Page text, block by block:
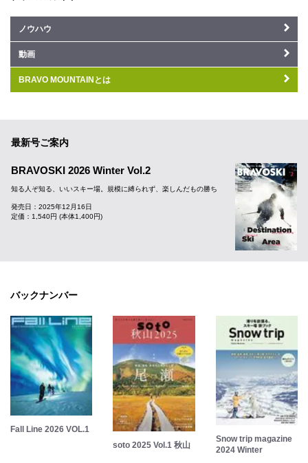
ノウハウ
動画
BRAVO MOUNTAINとは
最新号ご案内
BRAVOSKI 2026 Winter Vol.2
知る人ぞ知る、いいスキー場。規模に縛られず、楽しんだもの勝ち
発売日：2025年12月16日
定価：1,540円 (本体1,400円)
バックナンバー
Fall Line 2026 VOL.1
soto 2025 Vol.1 秋山
Snow trip magazine
2024 Winter